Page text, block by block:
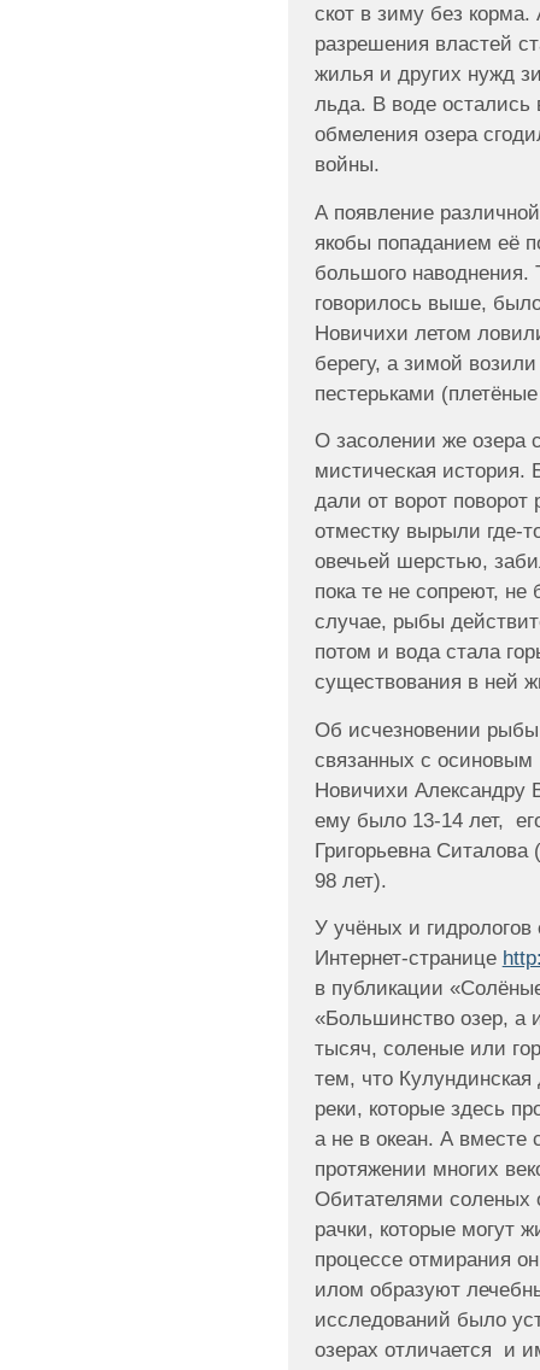
скот в зиму без
разрешения властей
жилья и других нужд
льда. В воде остались
обмеления озера
войны.
А появление
якобы попаданием её
большого наводнения.
говорилось выше,
Новичихи летом
берегу, а зимой
пестерьками
О засолении же озера
мистическая история.
дали от ворот
отместку вырыли где-
овечьей шерстью,
пока те не сопреют,
случае, рыбы
потом и вода стала
существования в ней
Об исчезновении рыбы
связанных с
Новичихи Александру
ему было 13-14 лет,
Григорьевна
98 лет).
У учёных и
Интернет-странице
в публикации
«Большинство озер, а
тысяч, соленые или
тем, что
реки, которые здесь
а не в океан. А вместе
протяжении многих
Обитателями соленых
рачки, которые могут
процессе отмирания
илом образуют
исследований было
озерах отличается и